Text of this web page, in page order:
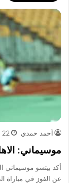
أحمد حمدي 22 مارس، 2025
موسيماني:
أكد بيتسو موسيماني
عن الفوز في مباراة